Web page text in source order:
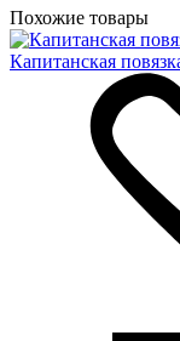
Похожие товары
Капитанская